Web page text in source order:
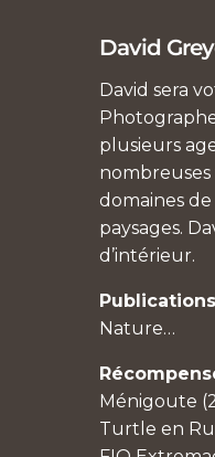
David
David sera
plusieurs
nombreuses
domaines
paysages.
d’intérieur.
Publications
Nature…
Ménigoute
Turtle en